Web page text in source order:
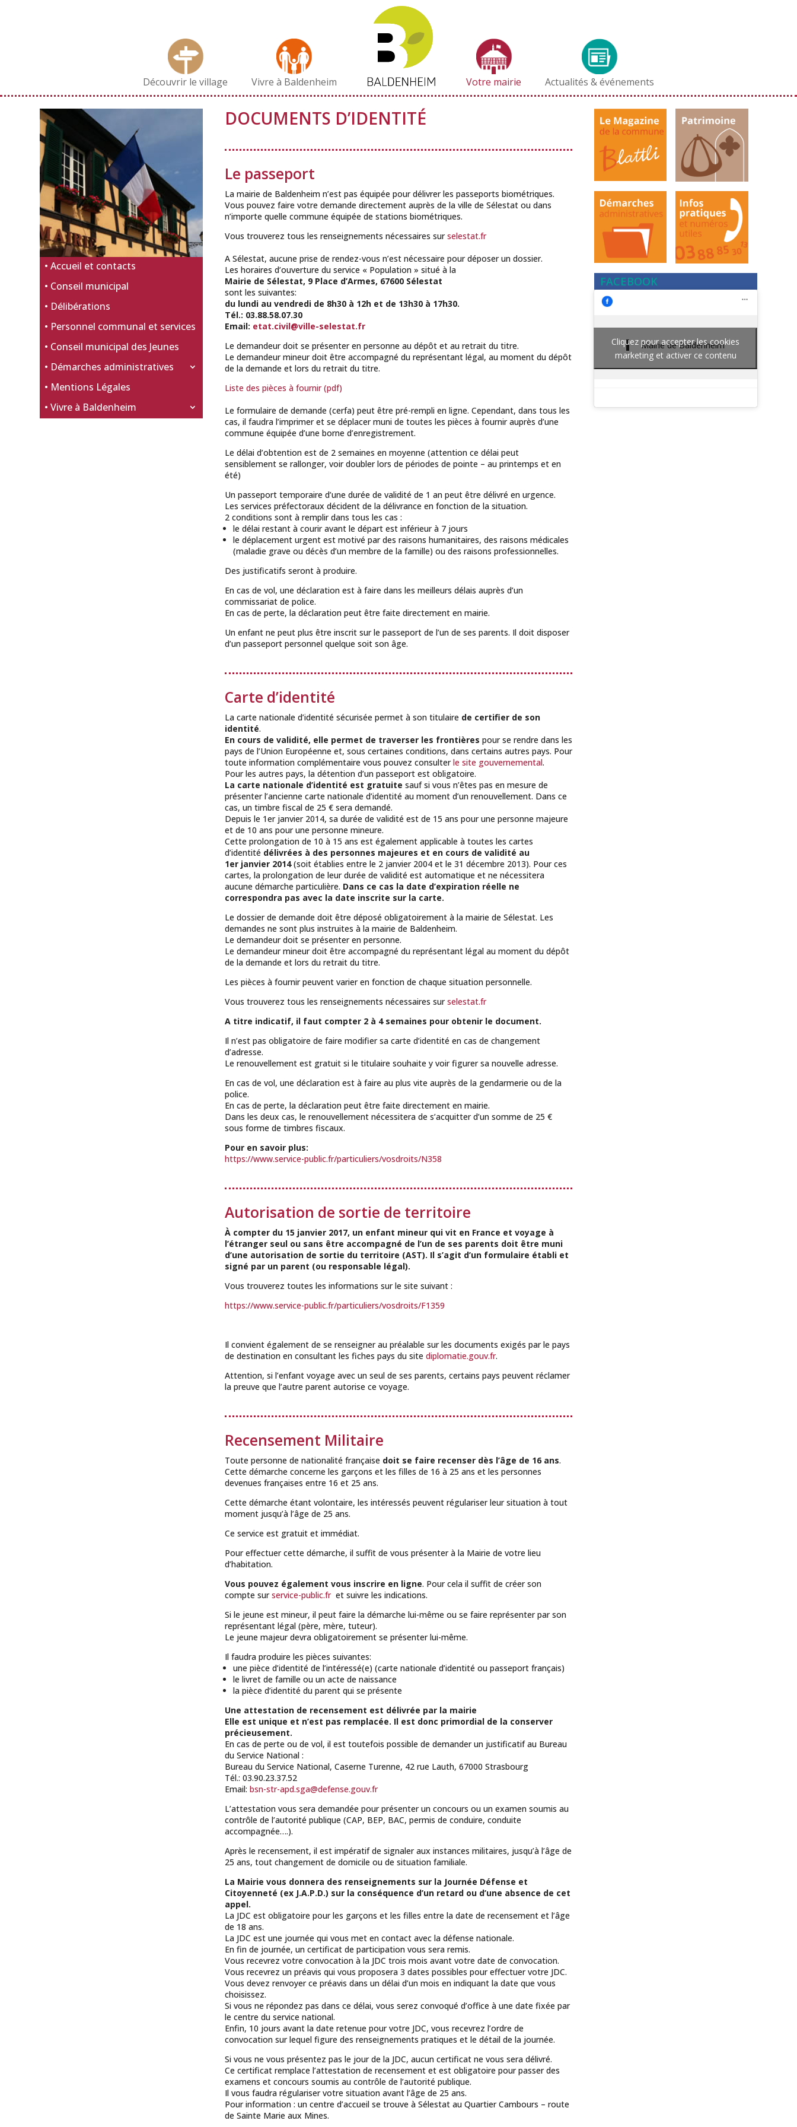
Découvrir le village Vivre à Baldenheim Votre mairie Actualités & événements
Accueil et contacts
Conseil municipal
Délibérations
Personnel communal et services
Conseil municipal des Jeunes
Démarches administratives
Mentions Légales
Vivre à Baldenheim
DOCUMENTS D’IDENTITÉ
Le passeport
La mairie de Baldenheim n’est pas équipée pour délivrer les passeports biométriques.
Vous pouvez faire votre demande directement auprès de la ville de Sélestat ou dans
n’importe quelle commune équipée de stations biométriques.
Vous trouverez tous les renseignements nécessaires surselestat.fr
A Sélestat, aucune prise de rendez-vous n’est nécessaire pour déposer un dossier.
Les horaires d’ouverture du service « Population » situé à la
Mairie de Sélestat, 9 Place d’Armes, 67600 Sélestat
sont les suivantes:
du lundi au vendredi de 8h30 à 12h et de 13h30 à 17h30.
Tél.: 03.88.58.07.30
Email: etat.civil@ville-selestat.fr
Le demandeur doit se présenter en personne au dépôt et au retrait du titre.
Le demandeur mineur doit être accompagné du représentant légal, au moment du dépôt
de la demande et lors du retrait du titre.
Liste des pièces à fournir (pdf)
Le formulaire de demande (cerfa) peut être pré-rempli en ligne. Cependant, dans tous les
cas, il faudra l’imprimer et se déplacer muni de toutes les pièces à fournir auprès d’une
commune équipée d’une borne d’enregistrement.
Le délai d’obtention est de 2 semaines en moyenne (attention ce délai peut
sensiblement se rallonger, voir doubler lors de périodes de pointe – au printemps et en
été)
Un passeport temporaire d’une durée de validité de 1 an peut être délivré en urgence.
Les services préfectoraux décident de la délivrance en fonction de la situation.
2 conditions sont à remplir dans tous les cas :
le délai restant à courir avant le départ est inférieur à 7 jours
le déplacement urgent est motivé par des raisons humanitaires, des raisons médicales
(maladie grave ou décès d’un membre de la famille) ou des raisons professionnelles.
Des justificatifs seront à produire.
En cas de vol, une déclaration est à faire dans les meilleurs délais auprès d’un
commissariat de police.
En cas de perte, la déclaration peut être faite directement en mairie.
Un enfant ne peut plus être inscrit sur le passeport de l’un de ses parents. Il doit disposer
d’un passeport personnel quelque soit son âge.
Carte d’identité
La carte nationale d’identité sécurisée permet à son titulaire de certifier de son
identité.
En cours de validité, elle permet de traverser les frontières pour se rendre dans les
pays de l’Union Européenne et, sous certaines conditions, dans certains autres pays. Pour
toute information complémentaire vous pouvez consulterle site gouvernemental.
Pour les autres pays, la détention d’un passeport est obligatoire.
La carte nationale d’identité est gratuite sauf si vous n’êtes pas en mesure de
présenter l’ancienne carte nationale d’identité au moment d’un renouvellement. Dans ce
cas, un timbre fiscal de 25 € sera demandé.
Depuis le 1er janvier 2014, sa durée de validité est de 15 ans pour une personne majeure
et de 10 ans pour une personne mineure.
Cette prolongation de 10 à 15 ans est également applicable à toutes les cartes
d’identité délivrées à des personnes majeures et en cours de validité au
1er janvier 2014(soit établies entre le 2 janvier 2004 et le 31 décembre 2013). Pour ces
cartes, la prolongation de leur durée de validité est automatique et ne nécessitera
aucune démarche particulière. Dans ce cas la date d’expiration réelle ne
correspondra pas avec la date inscrite sur la carte.
Le dossier de demande doit être déposé obligatoirement à la mairie de Sélestat. Les
demandes ne sont plus instruites à la mairie de Baldenheim.
Le demandeur doit se présenter en personne.
Le demandeur mineur doit être accompagné du représentant légal au moment du dépôt
de la demande et lors du retrait du titre.
Les pièces à fournir peuvent varier en fonction de chaque situation personnelle.
Vous trouverez tous les renseignements nécessaires surselestat.fr
A titre indicatif, il faut compter 2 à 4 semaines pour obtenir le document.
Il n’est pas obligatoire de faire modifier sa carte d’identité en cas de changement
d’adresse.
Le renouvellement est gratuit si le titulaire souhaite y voir figurer sa nouvelle adresse.
En cas de vol, une déclaration est à faire au plus vite auprès de la gendarmerie ou de la
police.
En cas de perte, la déclaration peut être faite directement en mairie.
Dans les deux cas, le renouvellement nécessitera de s’acquitter d’un somme de 25 €
sous forme de timbres fiscaux.
Pour en savoir plus:
https://www.service-public.fr/particuliers/vosdroits/N358
Autorisation de sortie de territoire
À compter du 15 janvier 2017, un enfant mineur qui vit en France et voyage à
l’étranger seul ou sans être accompagné de l’un de ses parents doit être muni
d’une autorisation de sortie du territoire (AST). Il s’agit d’un formulaire établi et
signé par un parent (ou responsable légal).
Vous trouverez toutes les informations sur le site suivant :
https://www.service-public.fr/particuliers/vosdroits/F1359
Il convient également de se renseigner au préalable sur les documents exigés par le pays
de destination en consultant les fiches pays du site diplomatie.gouv.fr.
Attention, si l’enfant voyage avec un seul de ses parents, certains pays peuvent réclamer
la preuve que l’autre parent autorise ce voyage.
Recensement Militaire
Toute personne de nationalité française doit se faire recenser dès l’âge de 16 ans.
Cette démarche concerne les garçons et les filles de 16 à 25 ans et les personnes
devenues françaises entre 16 et 25 ans.
Cette démarche étant volontaire, les intéressés peuvent régulariser leur situation à tout
moment jusqu’à l’âge de 25 ans.
Ce service est gratuit et immédiat.
Pour effectuer cette démarche, il suffit de vous présenter à la Mairie de votre lieu
d’habitation.
Vous pouvez également vous inscrire en ligne. Pour cela il suffit de créer son
compte surservice-public.fret suivre les indications.
Si le jeune est mineur, il peut faire la démarche lui-même ou se faire représenter par son
représentant légal (père, mère, tuteur).
Le jeune majeur devra obligatoirement se présenter lui-même.
Il faudra produire les pièces suivantes:
une pièce d’identité de l’intéressé(e) (carte nationale d’identité ou passeport français)
le livret de famille ou un acte de naissance
la pièce d’identité du parent qui se présente
Une attestation de recensement est délivrée par la mairie
Elle est unique et n’est pas remplacée. Il est donc primordial de la conserver
précieusement.
En cas de perte ou de vol, il est toutefois possible de demander un justificatif au Bureau
du Service National :
Bureau du Service National, Caserne Turenne, 42 rue Lauth, 67000 Strasbourg
Tél.: 03.90.23.37.52
Email: bsn-str-apd.sga@defense.gouv.fr
L’attestation vous sera demandée pour présenter un concours ou un examen soumis au
contrôle de l’autorité publique (CAP, BEP, BAC, permis de conduire, conduite
accompagnée….).
Après le recensement, il est impératif de signaler aux instances militaires, jusqu’à l’âge de
25 ans, tout changement de domicile ou de situation familiale.
La Mairie vous donnera des renseignements sur la Journée Défense et
Citoyenneté (ex J.A.P.D.) sur la conséquence d’un retard ou d’une absence de cet
appel.
La JDC est obligatoire pour les garçons et les filles entre la date de recensement et l’âge
de 18 ans.
La JDC est une journée qui vous met en contact avec la défense nationale.
En fin de journée, un certificat de participation vous sera remis.
Vous recevrez votre convocation à la JDC trois mois avant votre date de convocation.
Vous recevrez un préavis qui vous proposera 3 dates possibles pour effectuer votre JDC.
Vous devez renvoyer ce préavis dans un délai d’un mois en indiquant la date que vous
choisissez.
Si vous ne répondez pas dans ce délai, vous serez convoqué d’office à une date fixée par
le centre du service national.
Enfin, 10 jours avant la date retenue pour votre JDC, vous recevrez l’ordre de
convocation sur lequel figure des renseignements pratiques et le détail de la journée.
Si vous ne vous présentez pas le jour de la JDC, aucun certificat ne vous sera délivré.
Ce certificat remplace l’attestation de recensement et est obligatoire pour passer des
examens et concours soumis au contrôle de l’autorité publique.
Il vous faudra régulariser votre situation avant l’âge de 25 ans.
Pour information : un centre d’accueil se trouve à Sélestat au Quartier Cambours – route
de Sainte Marie aux Mines.
FACEBOOK
Mairie de Baldenheim
Cliquez pour accepter les cookies
marketing et activer ce contenu